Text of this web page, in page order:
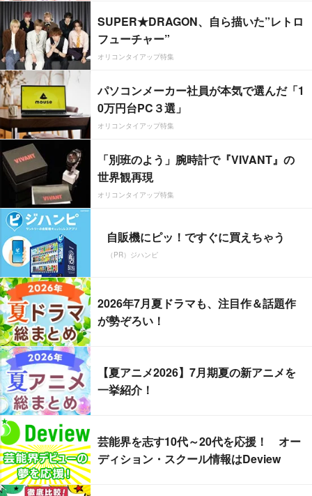
SUPER★DRAGON、自ら描いた”レトロ
フューチャー”
オリコンタイアップ特集
パソコンメーカー社員が本気で選んだ「1
0万円台PC３選」
オリコンタイアップ特集
「別班のよう」腕時計で『VIVANT』の
世界観再現
オリコンタイアップ特集
自販機にピッ！ですぐに買えちゃう
（PR）ジハンピ
2026年7月夏ドラマも、注目作＆話題作
が勢ぞろい！
【夏アニメ2026】7月期夏の新アニメを
一挙紹介！
芸能界を志す10代～20代を応援！ オー
ディション・スクール情報はDeview